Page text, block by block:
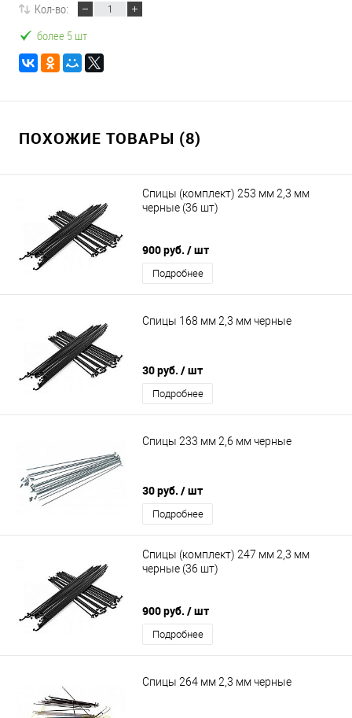
Кол-во:
более 5 шт
ПОХОЖИЕ ТОВАРЫ (8)
Спицы (комплект) 253 мм 2,3 мм
черные (36 шт)
900 руб. / шт
Подробнее
Спицы 168 мм 2,3 мм черные
30 руб. / шт
Подробнее
Спицы 233 мм 2,6 мм черные
30 руб. / шт
Подробнее
Спицы (комплект) 247 мм 2,3 мм
черные (36 шт)
900 руб. / шт
Подробнее
Спицы 264 мм 2,3 мм черные